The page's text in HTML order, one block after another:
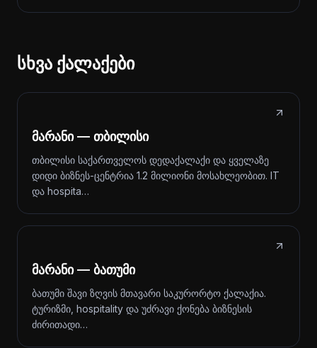
სხვა ქალაქები
მარანი — თბილისი
თბილისი საქართველოს დედაქალაქი და ყველაზე
დიდი ბიზნეს-ცენტრია 1.2 მილიონი მოსახლეობით. IT
და hospita…
მარანი — ბათუმი
ბათუმი შავი ზღვის მთავარი საკურორტო ქალაქია.
ტურიზმი, hospitality და უძრავი ქონება ბიზნესის
ძირითადი…